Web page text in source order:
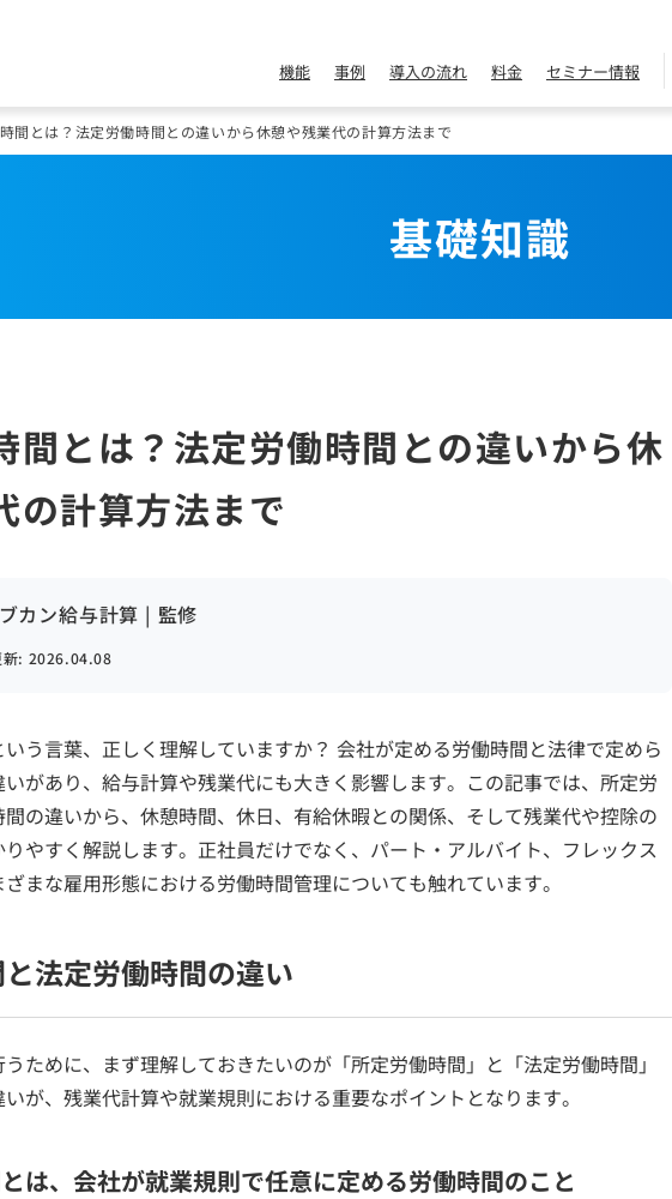
機能 事例 導入の流れ 料金 セミナー情報
間とは？法定労働時間との違いから休憩や残業代の計算方法まで
基礎知識
間とは？法定労働時間との違いから休
の計算方法まで
カン給与計算 | 監修
: 2026.04.08
いう言葉、正しく理解していますか？ 会社が定める労働時間と法律で定めら
があり、給与計算や残業代にも大きく影響します。この記事では、所定労
の違いから、休憩時間、休日、有給休暇との関係、そして残業代や控除の
やすく解説します。正社員だけでなく、パート・アルバイト、フレックス
まな雇用形態における労働時間管理についても触れています。
法定労働時間の違い
ために、まず理解しておきたいのが「所定労働時間」と「法定労働時間」
が、残業代計算や就業規則における重要なポイントとなります。
は、会社が就業規則で任意に定める労働時間のこと